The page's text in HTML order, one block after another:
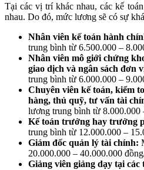
Tại các vị trí khác nhau, các kế
nhau. Do đó, mức lương sẽ có sự
Nhân viên kế toán hành
trung bình từ 6.500.000 –
Nhân viên mô giới chứng
giao dịch và ngân sách đơn
trung bình từ 6.000.000 –
Chuyên viên kế toán, kiểm
hàng, thủ quỹ, tư vấn tài
lương trung bình từ 8.000.000
Kế toán trưởng hay trưởng
trung bình từ 12.000.000 –
Giám đốc quản lý tài chính:
20.000.000 – 40.000.000
Giảng viên giảng dạy tại